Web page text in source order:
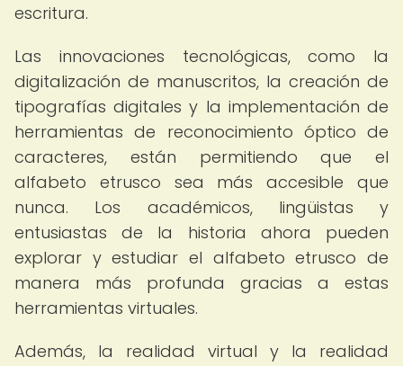
escritura.
Las innovaciones tecnológicas, como la
digitalización de manuscritos, la creación de
tipografías digitales y la implementación de
herramientas de reconocimiento óptico de
caracteres, están permitiendo que el
alfabeto etrusco sea más accesible que
nunca. Los académicos, lingüistas y
entusiastas de la historia ahora pueden
explorar y estudiar el alfabeto etrusco de
manera más profunda gracias a estas
herramientas virtuales.
Además, la realidad virtual y la realidad